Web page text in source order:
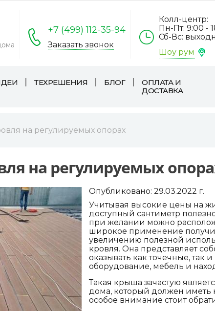
+7 (499) 112-35-94
Заказать звонок
Колл-центр:
Пн-Пт: 9:00 -
Сб-Вс:
Шоу рум
ТЕХРЕШЕНИЯ БЛОГ
ОПЛАТА И
ДОСТАВКА
на регулируемых опорах
на регулируемых
Опубликовано: 29.03.2022 г.
Учитывая высокие цены на
доступный сантиметр
при желании можно
широкое применение
увеличению полезной
кровля. Она представляет
оказывать как точечные, так
оборудование, мебель и
Такая крыша зачастую
дома, который должен
особое внимание стоит